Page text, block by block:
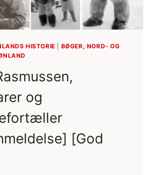
HISTORIE
BØGER, NORD- OG
og
[God